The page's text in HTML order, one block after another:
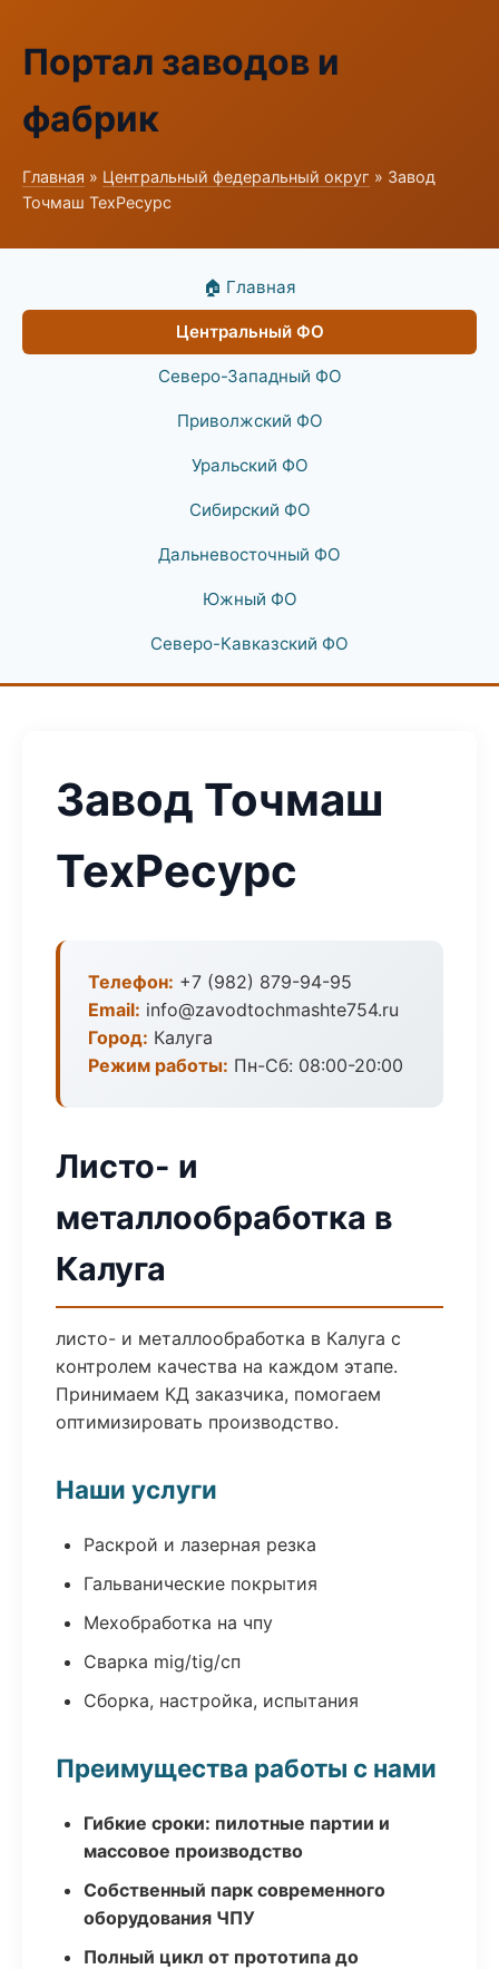
Портал заводов и
фабрик
Главная » Центральный федеральный округ » Завод
Точмаш ТехРесурс
🏠 Главная
Центральный ФО
Северо-Западный ФО
Приволжский ФО
Уральский ФО
Сибирский ФО
Дальневосточный ФО
Южный ФО
Северо-Кавказский ФО
Завод Точмаш
ТехРесурс
Телефон: +7 (982) 879-94-95
Email: info@zavodtochmashte754.ru
Город: Калуга
Режим работы: Пн-Сб: 08:00-20:00
Листо- и
металлообработка в
Калуга
листо- и металлообработка в Калуга с
контролем качества на каждом этапе.
Принимаем КД заказчика, помогаем
оптимизировать производство.
Наши услуги
Раскрой и лазерная резка
Гальванические покрытия
Мехобработка на чпу
Сварка mig/tig/сп
Сборка, настройка, испытания
Преимущества работы с нами
Гибкие сроки: пилотные партии и
массовое производство
Собственный парк современного
оборудования ЧПУ
Полный цикл от прототипа до